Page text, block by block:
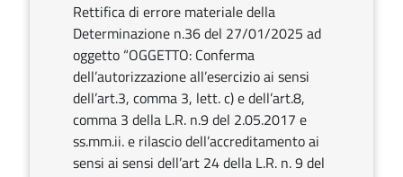
Rettifica di errore materiale della
Determinazione n.36 del 27/01/2025 ad
oggetto “OGGETTO: Conferma
dell’autorizzazione all’esercizio ai sensi
dell’art.3, comma 3, lett. c) e dell’art.8,
comma 3 della L.R. n.9 del 2.05.2017 e
ss.mm.ii. e rilascio dell’accreditamento ai
sensi ai sensi dell’art 24 della L.R. n. 9 del